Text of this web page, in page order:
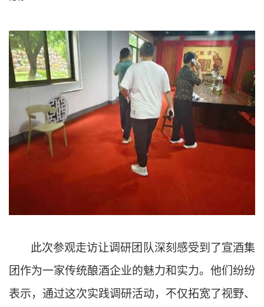
此次参观走访让调研团队深刻感受到了宣酒集
团作为一家传统酿酒企业的魅力和实力。他们纷纷
表示，通过这次实践调研活动，不仅拓宽了视野、